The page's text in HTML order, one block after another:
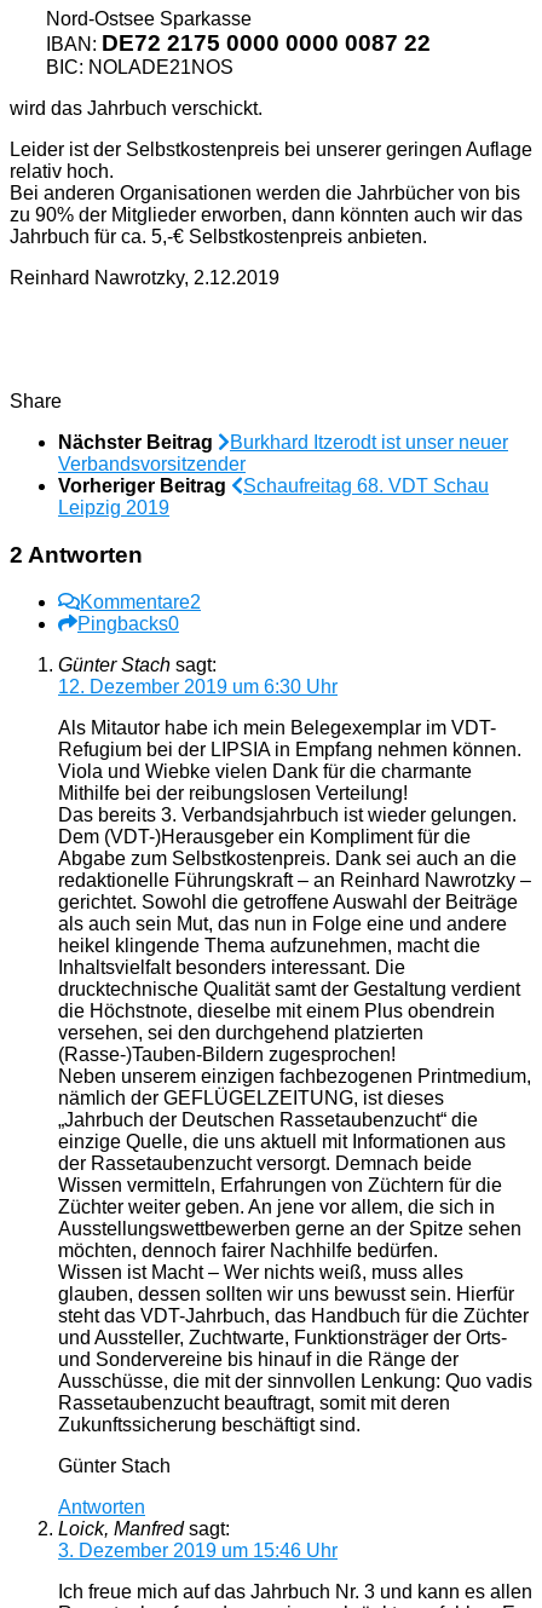
Nord-Ostsee Sparkasse
IBAN: DE72 2175 0000 0000 0087 22
BIC: NOLADE21NOS
wird das Jahrbuch verschickt.
Leider ist der Selbstkostenpreis bei unserer geringen Auflage
relativ hoch.
Bei anderen Organisationen werden die Jahrbücher von bis
zu 90% der Mitglieder erworben, dann könnten auch wir das
Jahrbuch für ca. 5,-€ Selbstkostenpreis anbieten.
Reinhard Nawrotzky, 2.12.2019
Share
Nächster Beitrag
Burkhard Itzerodt ist unser neuer
Verbandsvorsitzender
Vorheriger Beitrag
Schaufreitag 68. VDT Schau
Leipzig 2019
2 Antworten
Kommentare2
Pingbacks0
Günter Stach sagt:
12. Dezember 2019 um 6:30 Uhr
Als Mitautor habe ich mein Belegexemplar im VDT-
Refugium bei der LIPSIA in Empfang nehmen können.
Viola und Wiebke vielen Dank für die charmante
Mithilfe bei der reibungslosen Verteilung!
Das bereits 3. Verbandsjahrbuch ist wieder gelungen.
Dem (VDT-)Herausgeber ein Kompliment für die
Abgabe zum Selbstkostenpreis. Dank sei auch an die
redaktionelle Führungskraft – an Reinhard Nawrotzky –
gerichtet. Sowohl die getroffene Auswahl der Beiträge
als auch sein Mut, das nun in Folge eine und andere
heikel klingende Thema aufzunehmen, macht die
Inhaltsvielfalt besonders interessant. Die
drucktechnische Qualität samt der Gestaltung verdient
die Höchstnote, dieselbe mit einem Plus obendrein
versehen, sei den durchgehend platzierten
(Rasse-)Tauben-Bildern zugesprochen!
Neben unserem einzigen fachbezogenen Printmedium,
nämlich der GEFLÜGELZEITUNG, ist dieses
„Jahrbuch der Deutschen Rassetaubenzucht“ die
einzige Quelle, die uns aktuell mit Informationen aus
der Rassetaubenzucht versorgt. Demnach beide
Wissen vermitteln, Erfahrungen von Züchtern für die
Züchter weiter geben. An jene vor allem, die sich in
Ausstellungswettbewerben gerne an der Spitze sehen
möchten, dennoch fairer Nachhilfe bedürfen.
Wissen ist Macht – Wer nichts weiß, muss alles
glauben, dessen sollten wir uns bewusst sein. Hierfür
steht das VDT-Jahrbuch, das Handbuch für die Züchter
und Aussteller, Zuchtwarte, Funktionsträger der Orts-
und Sondervereine bis hinauf in die Ränge der
Ausschüsse, die mit der sinnvollen Lenkung: Quo vadis
Rassetaubenzucht beauftragt, somit mit deren
Zukunftssicherung beschäftigt sind.
Günter Stach
Antworten
Loick, Manfred sagt:
3. Dezember 2019 um 15:46 Uhr
Ich freue mich auf das Jahrbuch Nr. 3 und kann es allen